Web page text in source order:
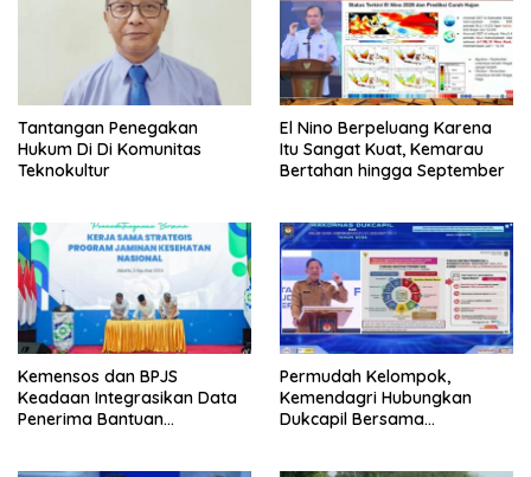
Tantangan Penegakan
Hukum Di Di Komunitas
Teknokultur
El Nino Berpeluang Karena
Itu Sangat Kuat, Kemarau
Bertahan hingga September
Kemensos dan BPJS
Keadaan Integrasikan Data
Penerima Bantuan
Permudah Kelompok,
Kemendagri Hubungkan
Dukcapil Bersama